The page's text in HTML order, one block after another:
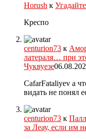
Horush к
Креспо
centurion73 к
латераля… при
Чуквуезе
CafarFataliyev а
видать не понял
centurion73 к
за Леау, если им